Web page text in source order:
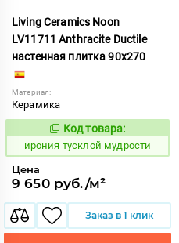
Living Ceramics Noon
LV11711 Anthracite Ductile
настенная плитка 90x270
Материал:
Керамика
1107055
Код товара:
ирония тусклой мудрости
Цена
9 650 руб./м²
Заказ в 1 клик